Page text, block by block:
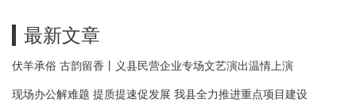
最新文章
伏羊承俗 古韵留香丨义县民营企业专场文艺演出温情上演
现场办公解难题 提质提速促发展 我县全力推进重点项目建设